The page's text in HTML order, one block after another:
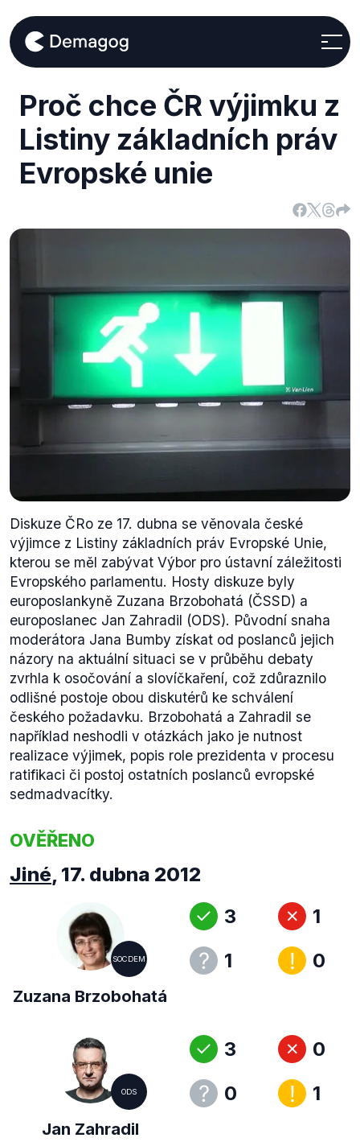
Proč chce ČR výjimku z
Listiny základních práv
Evropské unie
Diskuze ČRo ze 17. dubna se věnovala české
výjimce z Listiny základních práv Evropské Unie,
kterou se měl zabývat Výbor pro ústavní záležitosti
Evropského parlamentu. Hosty diskuze byly
europoslankyně Zuzana Brzobohatá (ČSSD) a
europoslanec Jan Zahradil (ODS). Původní snaha
moderátora Jana Bumby získat od poslanců jejich
názory na aktuální situaci se v průběhu debaty
zvrhla k osočování a slovíčkaření, což zdůraznilo
odlišné postoje obou diskutérů ke schválení
českého požadavku. Brzobohatá a Zahradil se
například neshodli v otázkách jako je nutnost
realizace výjimek, popis role prezidenta v procesu
ratifikaci či postoj ostatních poslanců evropské
sedmadvacítky.
OVĚŘENO
Jiné, 17. dubna 2012
SOCDEM
Zuzana Brzobohatá
3
1
1
0
ODS
Jan Zahradil
3
0
0
1